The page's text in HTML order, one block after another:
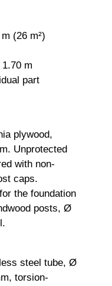
(26 m²)
m
part
plywood,
Unprotected
with non-
caps.
the foundation
posts, Ø
steel tube, Ø
torsion-